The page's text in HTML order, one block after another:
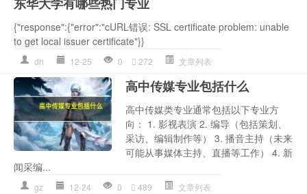
{"response":{"error":"cURL错误: SSL certificate problem: unable
to get local issuer certificate"}}
dh 12-25 0 272 文章列表
高中传媒专业包括什么
高中传媒类专业通常包括以下专业方
向： 1. 影视表演 2. 编导（包括策划、
采访、编辑制作等） 3. 播音主持（未来
可能从事媒体主持、直播等工作） 4. 新
闻采编...
gz 12-24 0 489 文章列表